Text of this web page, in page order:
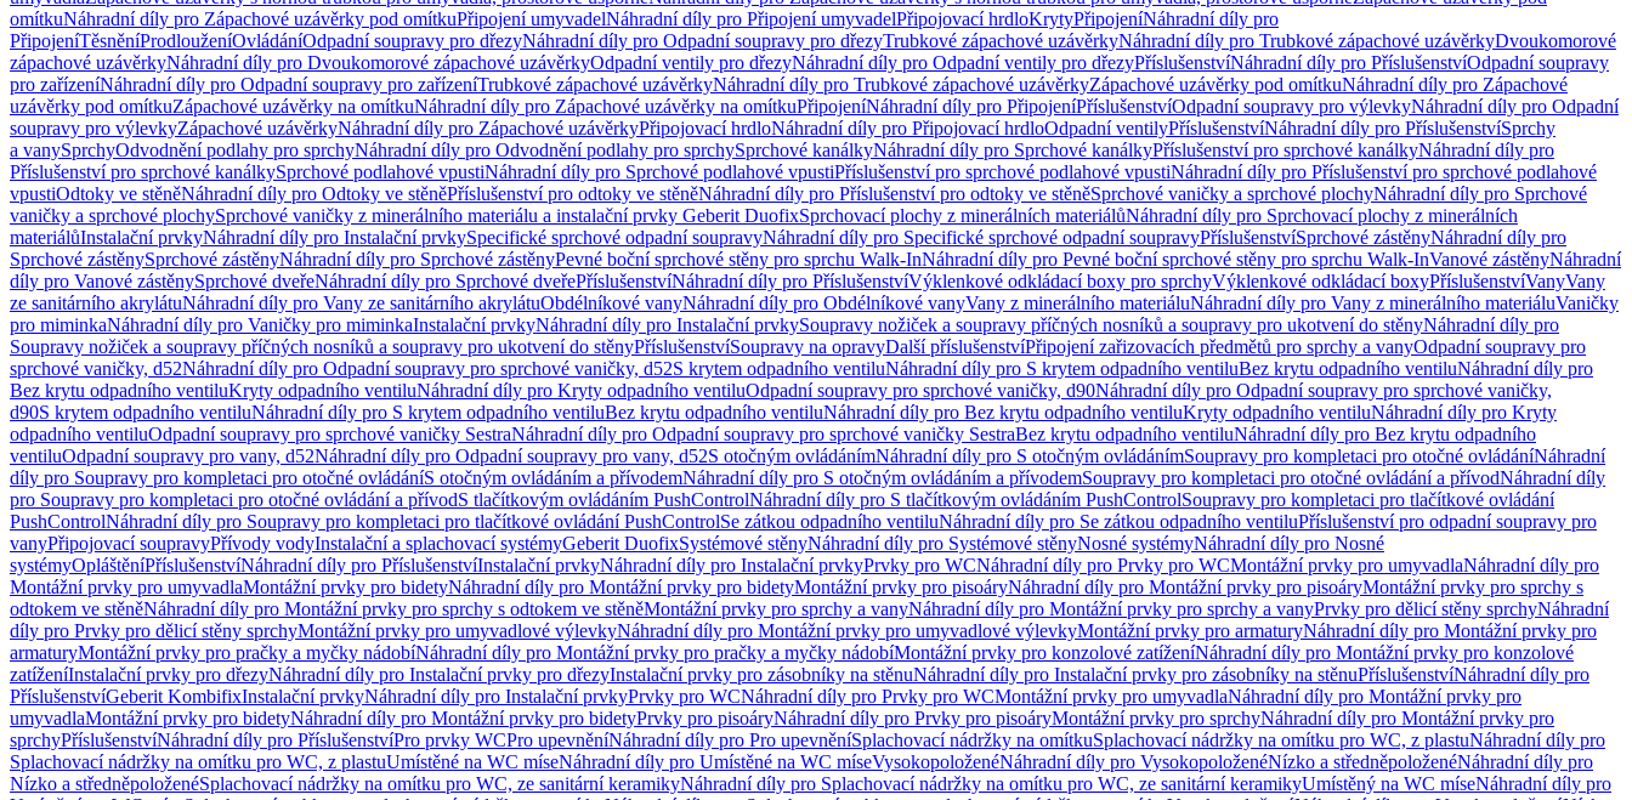
omítkuNáhradní díly pro Zápachové uzávěrky pod omítkuPřipojení umyvadelNáhradní díly pro Připojení umyvadelPřipojovací hrdloKrytyPřipojeníNáhradní díly pro
PřipojeníTěsněníProdlouženíOvládáníOdpadní soupravy pro dřezyNáhradní díly pro Odpadní soupravy pro dřezyTrubkové zápachové uzávěrkyNáhradní díly pro Trubkové zápachové uzávěrkyDvoukomorové
zápachové uzávěrkyNáhradní díly pro Dvoukomorové zápachové uzávěrkyOdpadní ventily pro dřezyNáhradní díly pro Odpadní ventily pro dřezyPříslušenstvíNáhradní díly pro PříslušenstvíOdpadní soupravy
pro zařízeníNáhradní díly pro Odpadní soupravy pro zařízeníTrubkové zápachové uzávěrkyNáhradní díly pro Trubkové zápachové uzávěrkyZápachové uzávěrky pod omítkuNáhradní díly pro Zápachové
uzávěrky pod omítkuZápachové uzávěrky na omítkuNáhradní díly pro Zápachové uzávěrky na omítkuPřipojeníNáhradní díly pro PřipojeníPříslušenstvíOdpadní soupravy pro výlevkyNáhradní díly pro Odpadní
soupravy pro výlevkyZápachové uzávěrkyNáhradní díly pro Zápachové uzávěrkyPřipojovací hrdloNáhradní díly pro Připojovací hrdloOdpadní ventilyPříslušenstvíNáhradní díly pro PříslušenstvíSprchy
a vanySprchyOdvodnění podlahy pro sprchyNáhradní díly pro Odvodnění podlahy pro sprchySprchové kanálkyNáhradní díly pro Sprchové kanálkyPříslušenství pro sprchové kanálkyNáhradní díly pro
Příslušenství pro sprchové kanálkySprchové podlahové vpustiNáhradní díly pro Sprchové podlahové vpustiPříslušenství pro sprchové podlahové vpustiNáhradní díly pro Příslušenství pro sprchové podlahové
vpustiOdtoky ve stěněNáhradní díly pro Odtoky ve stěněPříslušenství pro odtoky ve stěněNáhradní díly pro Příslušenství pro odtoky ve stěněSprchové vaničky a sprchové plochyNáhradní díly pro Sprchové
vaničky a sprchové plochySprchové vaničky z minerálního materiálu a instalační prvky Geberit DuofixSprchovací plochy z minerálních materiálůNáhradní díly pro Sprchovací plochy z minerálních
materiálůInstalační prvkyNáhradní díly pro Instalační prvkySpecifické sprchové odpadní soupravyNáhradní díly pro Specifické sprchové odpadní soupravyPříslušenstvíSprchové zástěnyNáhradní díly pro
Sprchové zástěnySprchové zástěnyNáhradní díly pro Sprchové zástěnyPevné boční sprchové stěny pro sprchu Walk-InNáhradní díly pro Pevné boční sprchové stěny pro sprchu Walk-InVanové zástěnyNáhradní
díly pro Vanové zástěnySprchové dveřeNáhradní díly pro Sprchové dveřePříslušenstvíNáhradní díly pro PříslušenstvíVýklenkové odkládací boxy pro sprchyVýklenkové odkládací boxyPříslušenstvíVanyVany
ze sanitárního akrylátuNáhradní díly pro Vany ze sanitárního akrylátuObdélníkové vanyNáhradní díly pro Obdélníkové vanyVany z minerálního materiáluNáhradní díly pro Vany z minerálního materiáluVaničky
pro miminkaNáhradní díly pro Vaničky pro miminkaInstalační prvkyNáhradní díly pro Instalační prvkySoupravy nožiček a soupravy příčných nosníků a soupravy pro ukotvení do stěnyNáhradní díly pro
Soupravy nožiček a soupravy příčných nosníků a soupravy pro ukotvení do stěnyPříslušenstvíSoupravy na opravyDalší příslušenstvíPřipojení zařizovacích předmětů pro sprchy a vanyOdpadní soupravy pro
sprchové vaničky, d52Náhradní díly pro Odpadní soupravy pro sprchové vaničky, d52S krytem odpadního ventiluNáhradní díly pro S krytem odpadního ventiluBez krytu odpadního ventiluNáhradní díly pro
Bez krytu odpadního ventiluKryty odpadního ventiluNáhradní díly pro Kryty odpadního ventiluOdpadní soupravy pro sprchové vaničky, d90Náhradní díly pro Odpadní soupravy pro sprchové vaničky,
d90S krytem odpadního ventiluNáhradní díly pro S krytem odpadního ventiluBez krytu odpadního ventiluNáhradní díly pro Bez krytu odpadního ventiluKryty odpadního ventiluNáhradní díly pro Kryty
odpadního ventiluOdpadní soupravy pro sprchové vaničky SestraNáhradní díly pro Odpadní soupravy pro sprchové vaničky SestraBez krytu odpadního ventiluNáhradní díly pro Bez krytu odpadního
ventiluOdpadní soupravy pro vany, d52Náhradní díly pro Odpadní soupravy pro vany, d52S otočným ovládánímNáhradní díly pro S otočným ovládánímSoupravy pro kompletaci pro otočné ovládáníNáhradní
díly pro Soupravy pro kompletaci pro otočné ovládáníS otočným ovládáním a přívodemNáhradní díly pro S otočným ovládáním a přívodemSoupravy pro kompletaci pro otočné ovládání a přívodNáhradní díly
pro Soupravy pro kompletaci pro otočné ovládání a přívodS tlačítkovým ovládáním PushControlNáhradní díly pro S tlačítkovým ovládáním PushControlSoupravy pro kompletaci pro tlačítkové ovládání
PushControlNáhradní díly pro Soupravy pro kompletaci pro tlačítkové ovládání PushControlSe zátkou odpadního ventiluNáhradní díly pro Se zátkou odpadního ventiluPříslušenství pro odpadní soupravy pro
vanyPřipojovací soupravyPřívody vodyInstalační a splachovací systémyGeberit DuofixSystémové stěnyNáhradní díly pro Systémové stěnyNosné systémyNáhradní díly pro Nosné
systémyOpláštěníPříslušenstvíNáhradní díly pro PříslušenstvíInstalační prvkyNáhradní díly pro Instalační prvkyPrvky pro WCNáhradní díly pro Prvky pro WCMontážní prvky pro umyvadlaNáhradní díly pro
Montážní prvky pro umyvadlaMontážní prvky pro bidetyNáhradní díly pro Montážní prvky pro bidetyMontážní prvky pro pisoáryNáhradní díly pro Montážní prvky pro pisoáryMontážní prvky pro sprchy s
odtokem ve stěněNáhradní díly pro Montážní prvky pro sprchy s odtokem ve stěněMontážní prvky pro sprchy a vanyNáhradní díly pro Montážní prvky pro sprchy a vanyPrvky pro dělicí stěny sprchyNáhradní
díly pro Prvky pro dělicí stěny sprchyMontážní prvky pro umyvadlové výlevkyNáhradní díly pro Montážní prvky pro umyvadlové výlevkyMontážní prvky pro armaturyNáhradní díly pro Montážní prvky pro
armaturyMontážní prvky pro pračky a myčky nádobíNáhradní díly pro Montážní prvky pro pračky a myčky nádobíMontážní prvky pro konzolové zatíženíNáhradní díly pro Montážní prvky pro konzolové
zatíženíInstalační prvky pro dřezyNáhradní díly pro Instalační prvky pro dřezyInstalační prvky pro zásobníky na stěnuNáhradní díly pro Instalační prvky pro zásobníky na stěnuPříslušenstvíNáhradní díly pro
PříslušenstvíGeberit KombifixInstalační prvkyNáhradní díly pro Instalační prvkyPrvky pro WCNáhradní díly pro Prvky pro WCMontážní prvky pro umyvadlaNáhradní díly pro Montážní prvky pro
umyvadlaMontážní prvky pro bidetyNáhradní díly pro Montážní prvky pro bidetyPrvky pro pisoáryNáhradní díly pro Prvky pro pisoáryMontážní prvky pro sprchyNáhradní díly pro Montážní prvky pro
sprchyPříslušenstvíNáhradní díly pro PříslušenstvíPro prvky WCPro upevněníNáhradní díly pro Pro upevněníSplachovací nádržky na omítkuSplachovací nádržky na omítku pro WC, z plastuNáhradní díly pro
Splachovací nádržky na omítku pro WC, z plastuUmístěné na WC míseNáhradní díly pro Umístěné na WC míseVysokopoloženéNáhradní díly pro VysokopoloženéNízko a středněpoloženéNáhradní díly pro
Nízko a středněpoloženéSplachovací nádržky na omítku pro WC, ze sanitární keramikyNáhradní díly pro Splachovací nádržky na omítku pro WC, ze sanitární keramikyUmístěný na WC míseNáhradní díly pro